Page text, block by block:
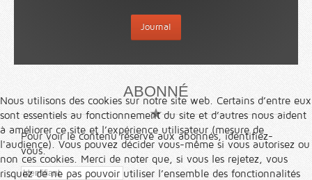
Journal
ABONNÉ
Pour voir le contenu réservé aux abonnés, identifiez-
vous.
Nous utilisons des cookies sur notre site web. Certains d’entre eux
sont essentiels au fonctionnement du site et d’autres nous aident
à améliorer ce site et l’expérience utilisateur (mesure de
l'audience). Vous pouvez décider vous-même si vous autorisez ou
non ces cookies. Merci de noter que, si vous les rejetez, vous
risquez de ne pas pouvoir utiliser l’ensemble des fonctionnalités